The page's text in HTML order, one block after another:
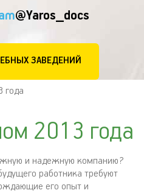
@Yaros_docs
ЗАВЕДЕНИЙ
года
2013 года
и надежную компанию?
работника требуют
его опыт и